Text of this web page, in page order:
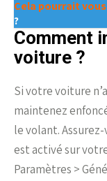
Cela pourrait
?
Comment
voiture ?
Si votre voiture
maintenez
le volant.
est activé sur
Paramètres >